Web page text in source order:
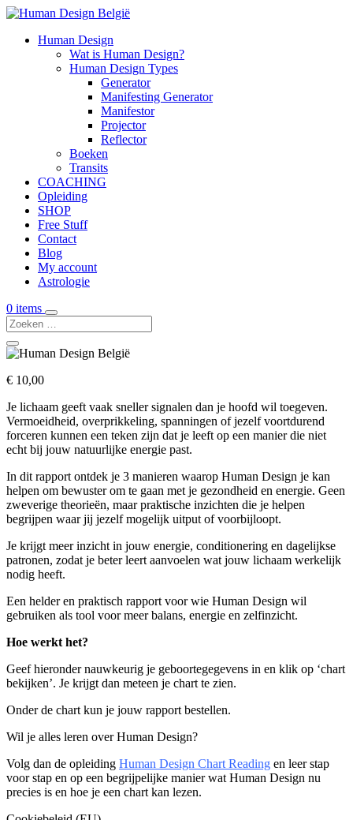
Human Design
Wat is Human Design?
Human Design Types
Generator
Manifesting Generator
Manifestor
Projector
Reflector
Boeken
Transits
COACHING
Opleiding
SHOP
Free Stuff
Contact
Blog
My account
Astrologie
0 items
€ 10,00
Je lichaam geeft vaak sneller signalen dan je hoofd wil toegeven.
Vermoeidheid, overprikkeling, spanningen of jezelf voortdurend
forceren kunnen een teken zijn dat je leeft op een manier die niet
echt bij jouw natuurlijke energie past.
In dit rapport ontdek je 3 manieren waarop Human Design je kan
helpen om bewuster om te gaan met je gezondheid en energie. Geen
zweverige theorieën, maar praktische inzichten die je helpen
begrijpen waar jij jezelf mogelijk uitput of voorbijloopt.
Je krijgt meer inzicht in jouw energie, conditionering en dagelijkse
patronen, zodat je beter leert aanvoelen wat jouw lichaam werkelijk
nodig heeft.
Een helder en praktisch rapport voor wie Human Design wil
gebruiken als tool voor meer balans, energie en zelfinzicht.
Hoe werkt het?
Geef hieronder nauwkeurig je geboortegegevens in en klik op ‘chart
bekijken’. Je krijgt dan meteen je chart te zien.
Onder de chart kun je jouw rapport bestellen.
Wil je alles leren over Human Design?
Volg dan de opleiding Human Design Chart Reading en leer stap
voor stap en op een begrijpelijke manier wat Human Design nu
precies is en hoe je een chart kan lezen.